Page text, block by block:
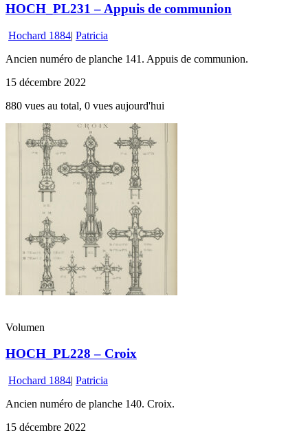
HOCH_PL231 – Appuis de communion
Hochard 1884| Patricia
Ancien numéro de planche 141. Appuis de communion.
15 décembre 2022
880 vues au total, 0 vues aujourd'hui
Volumen
HOCH_PL228 – Croix
Hochard 1884| Patricia
Ancien numéro de planche 140. Croix.
15 décembre 2022